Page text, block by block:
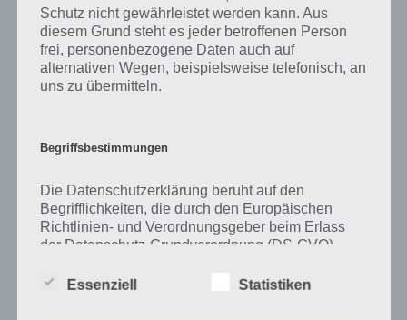
Auf WhatsApp teilen Teilen auf Facebook
Tweet auf Twitter
Mehr Artikel hier auf Touchportal
Schutz nicht gewährleistet werden kann. Aus
diesem Grund steht es jeder betroffenen Person
frei, personenbezogene Daten auch auf
alternativen Wegen, beispielsweise telefonisch, an
uns zu übermitteln.
Begriffsbestimmungen
Die Datenschutzerklärung beruht auf den
Begrifflichkeiten, die durch den Europäischen
Richtlinien- und Verordnungsgeber beim Erlass
der Datenschutz-Grundverordnung (DS-GVO)
soll sowohl für die Öffentlichkeit als auch für
Essenziell Statistiken